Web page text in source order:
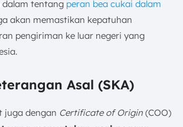
dalam tentang peran bea cukai dalam
akan memastikan kepatuhan
pengiriman ke luar negeri yang
Asal (SKA)
juga dengan Certificate of Origin (COO)